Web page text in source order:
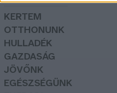
KERTEM
OTTHONUNK
HULLADÉK
GAZDASÁG
JÖVŐNK
EGÉSZSÉGÜNK